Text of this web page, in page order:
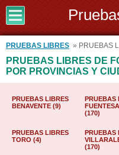
PRUEBAS LIBRES » PRUEBAS
PRUEBAS LIBRES DE
POR PROVINCIAS Y
PRUEBAS LIBRES
BENAVENTE (9)
PRUEBAS
(170)
PRUEBAS LIBRES
TORO (4)
PRUEBAS
(170)